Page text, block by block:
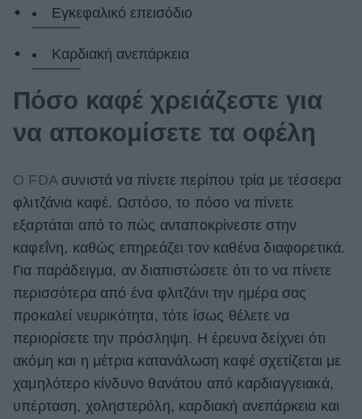
Εγκεφαλικό επεισόδιο
Καρδιακή ανεπάρκεια
Πόσο καφέ χρειάζεστε για
να αποκομίσετε τα οφέλη
Ο FDA συνιστά να πίνετε περίπου τρία με τέσσερα
φλιτζάνια καφέ. Ωστόσο, το πόσο να πίνετε
εξαρτάται από το πώς ανταποκρίνεστε στην
καφεΐνη, καθώς επηρεάζει τον καθένα διαφορετικά.
Για παράδειγμα, αν διαπιστώσετε ότι το να πίνετε
περισσότερα από ένα φλιτζάνι την ημέρα σας
προκαλεί νευρικότητα, τότε ίσως θέλετε να
περιορίσετε την πρόσληψη. Η έρευνα δείχνει ότι
ακόμη και η μέτρια κατανάλωση καφέ σχετίζεται με
χαμηλότερο κίνδυνο θανάτου από καρδιαγγειακά,
υπέρταση, χοληστερόλη, καρδιακή ανεπάρκεια και